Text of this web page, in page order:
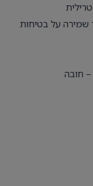
שמירה על בטיחות
– חובה